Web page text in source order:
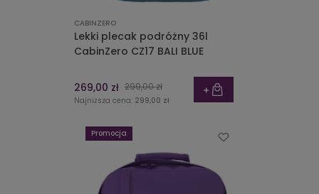
CABINZERO
Lekki plecak podróżny 36l
CabinZero CZ17 BALI BLUE
269,00 zł 299,00 zł
Najniższa cena: 299,00 zł
Promocja